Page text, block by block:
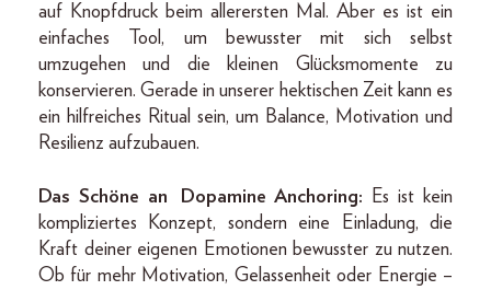
auf Knopfdruck beim allerersten Mal. Aber es ist ein
einfaches Tool, um bewusster mit sich selbst
umzugehen und die kleinen Glücksmomente zu
konservieren. Gerade in unserer hektischen Zeit kann es
ein hilfreiches Ritual sein, um Balance, Motivation und
Resilienz aufzubauen.
Das Schöne an Dopamine Anchoring:
Es ist kein
kompliziertes Konzept, sondern eine Einladung, die
Kraft deiner eigenen Emotionen bewusster zu nutzen.
Ob für mehr Motivation, Gelassenheit oder Energie –